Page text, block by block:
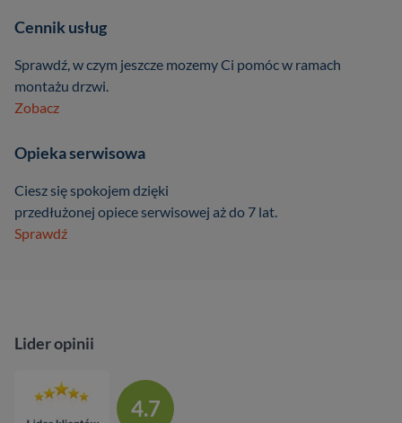
Cennik usług
Sprawdź, w czym jeszcze mozemy Ci pomóc w ramach
montażu drzwi.
Zobacz
Opieka serwisowa
Ciesz się spokojem dzięki
przedłużonej opiece serwisowej aż do 7 lat.
Sprawdź
Lider opinii
4.7